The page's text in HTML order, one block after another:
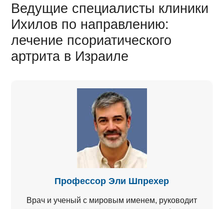
Ведущие специалисты клиники
Ихилов по направлению:
лечение псориатического
артрита в Израиле
Профессор Эли Шпрехер
Врач и ученый с мировым именем, руководит